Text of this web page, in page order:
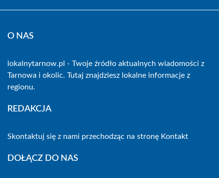
O NAS
lokalnytarnow.pl - Twoje źródło aktualnych wiadomości z
Tarnowa i okolic. Tutaj znajdziesz lokalne informacje z
regionu.
REDAKCJA
Skontaktuj się z nami przechodząc na stronę Kontakt
DOŁĄCZ DO NAS